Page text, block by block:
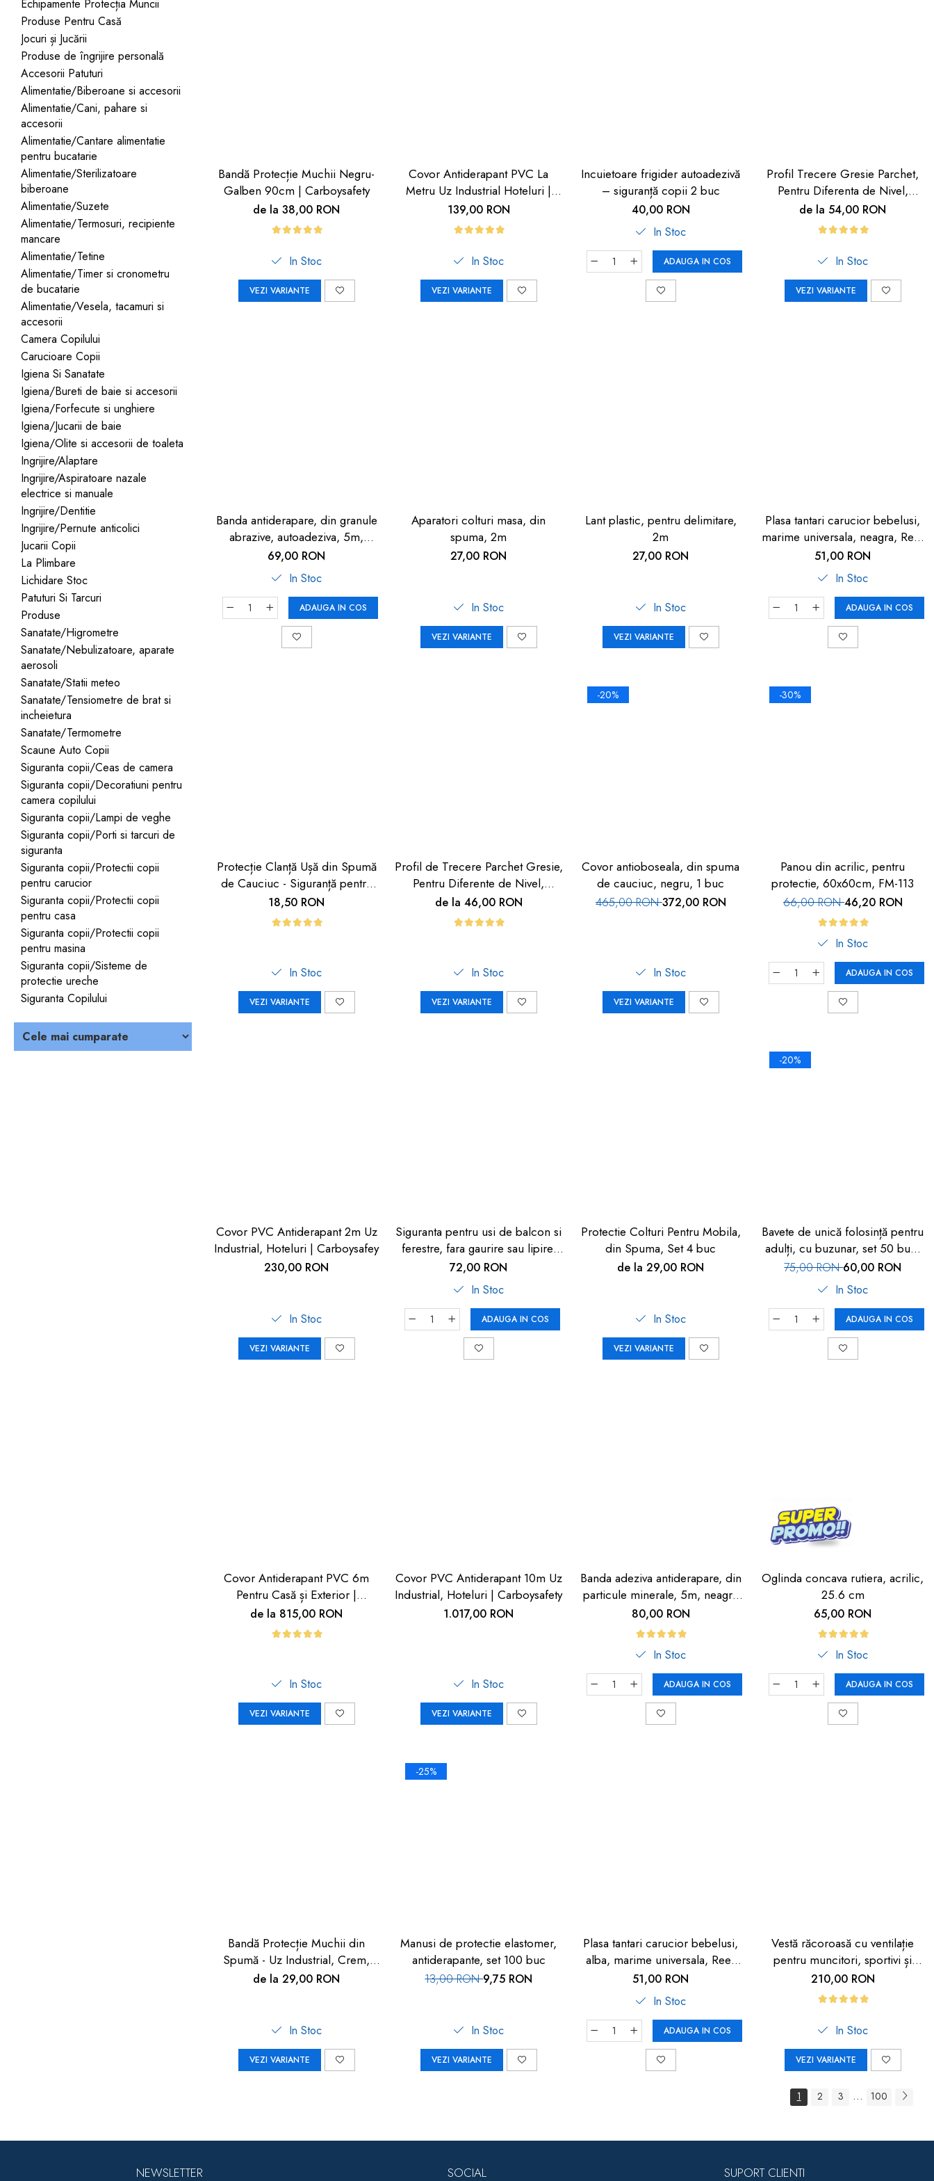
Produse de protecție
mobilier industrial
Bandă avertizare
Cărucioare copii
Accesorii Cărucioare
Set protecții copii
Scaune auto copii
Siguranță auto copii
Tapet protector perete
camera copiilor
Incălzitoare biberoane
copii
Termosuri, recipiente
mâncare pentru copii
Suzete bebe
Termometre copii
Căști antifonice copii și
dopuri de urechi
Produse îngrijire copii
Igiena copii
Jocuri de familie sau grup
Masinute, avioane,
motociclete
Jocuri de pictura si desen
Jucarii muzicale
Jucării educative copii
Biciclete și Triciclete
Echipamente Protecția Muncii
Produse Pentru Casă
Jocuri și Jucării
Produse de îngrijire personală
Accesorii Patuturi
Alimentatie/Biberoane si accesorii
Alimentatie/Cani, pahare si
accesorii
Alimentatie/Cantare alimentatie
pentru bucatarie
Alimentatie/Sterilizatoare
biberoane
Alimentatie/Suzete
Alimentatie/Termosuri, recipiente
mancare
Alimentatie/Tetine
Alimentatie/Timer si cronometru
de bucatarie
Alimentatie/Vesela, tacamuri si
accesorii
Camera Copilului
Carucioare Copii
Igiena Si Sanatate
Igiena/Bureti de baie si accesorii
Igiena/Forfecute si unghiere
Igiena/Jucarii de baie
Igiena/Olite si accesorii de toaleta
Ingrijire/Alaptare
Ingrijire/Aspiratoare nazale
electrice si manuale
Ingrijire/Dentitie
Ingrijire/Pernute anticolici
Jucarii Copii
La Plimbare
Lichidare Stoc
Patuturi Si Tarcuri
Produse
Sanatate/Higrometre
Sanatate/Nebulizatoare, aparate
aerosoli
Sanatate/Statii meteo
Sanatate/Tensiometre de brat si
incheietura
Sanatate/Termometre
Scaune Auto Copii
Siguranta copii/Ceas de camera
Siguranta copii/Decoratiuni pentru
camera copilului
Siguranta copii/Lampi de veghe
Siguranta copii/Porti si tarcuri de
siguranta
Siguranta copii/Protectii copii
pentru carucior
Siguranta copii/Protectii copii
pentru casa
Siguranta copii/Protectii copii
pentru masina
Siguranta copii/Sisteme de
protectie ureche
Siguranta Copilului
Bandă Protecție Muchii Negru-
Galben 90cm | Carboysafety
de la 38,00 RON
In Stoc
VEZI VARIANTE
Covor Antiderapant PVC La
Metru Uz Industrial Hoteluri |
Carboysafety
139,00 RON
In Stoc
VEZI VARIANTE
Incuietoare frigider autoadezivă
– siguranță copii 2 buc
40,00 RON
In Stoc
ADAUGA IN COS
Profil Trecere Gresie Parchet,
Pentru Diferenta de Nivel,
Culoare Lemn Închis,
Autoadeziv, 90cm
de la 54,00 RON
In Stoc
VEZI VARIANTE
Banda antiderapare, din granule
abrazive, autoadeziva, 5m,
neagra
69,00 RON
In Stoc
ADAUGA IN COS
Aparatori colturi masa, din
spuma, 2m
27,00 RON
In Stoc
VEZI VARIANTE
Lant plastic, pentru delimitare,
2m
27,00 RON
In Stoc
VEZI VARIANTE
Plasa tantari carucior bebelusi,
marime universala, neagra, Reer
BiteSafe
51,00 RON
In Stoc
ADAUGA IN COS
Protecție Clanță Ușă din Spumă
de Cauciuc - Siguranță pentru
Copii | Car Boy Safety
18,50 RON
In Stoc
VEZI VARIANTE
Profil de Trecere Parchet Gresie,
Pentru Diferente de Nivel,
Autoadeziv, Culoare Lemn
Deschis, 90cm
de la 46,00 RON
In Stoc
VEZI VARIANTE
-20%
Covor antioboseala, din spuma
de cauciuc, negru, 1 buc
465,00 RON372,00 RON
In Stoc
VEZI VARIANTE
-30%
Panou din acrilic, pentru
protectie, 60x60cm, FM-113
66,00 RON46,20 RON
In Stoc
ADAUGA IN COS
Covor PVC Antiderapant 2m Uz
Industrial, Hoteluri | Carboysafey
230,00 RON
In Stoc
VEZI VARIANTE
Siguranta pentru usi de balcon si
ferestre, fara gaurire sau lipire,
gri antracit, Reer WinLock 70021
72,00 RON
In Stoc
ADAUGA IN COS
Protectie Colturi Pentru Mobila,
din Spuma, Set 4 buc
de la 29,00 RON
In Stoc
VEZI VARIANTE
-20%
Bavete de unică folosință pentru
adulți, cu buzunar, set 50 buc,
FM-108
75,00 RON60,00 RON
In Stoc
ADAUGA IN COS
Covor Antiderapant PVC 6m
Pentru Casă și Exterior |
Carboysafety
de la 815,00 RON
In Stoc
VEZI VARIANTE
Covor PVC Antiderapant 10m Uz
Industrial, Hoteluri | Carboysafety
1.017,00 RON
In Stoc
VEZI VARIANTE
Banda adeziva antiderapare, din
particule minerale, 5m, neagra
cu dunga fosforescenta
80,00 RON
In Stoc
ADAUGA IN COS
Oglinda concava rutiera, acrilic,
25.6 cm
65,00 RON
In Stoc
ADAUGA IN COS
Bandă Protecție Muchii din
Spumă - Uz Industrial, Crem,
90cm | Car Boy Safety
de la 29,00 RON
In Stoc
VEZI VARIANTE
-25%
Manusi de protectie elastomer,
antiderapante, set 100 buc
13,00 RON9,75 RON
In Stoc
VEZI VARIANTE
Plasa tantari carucior bebelusi,
alba, marime universala, Reer
BiteSafe
51,00 RON
In Stoc
ADAUGA IN COS
Vestă răcoroasă cu ventilație
pentru muncitori, sportivi și
HORECA
210,00 RON
In Stoc
VEZI VARIANTE
1 2 3 ... 100
NEWSLETTER SOCIAL SUPORT CLIENTI